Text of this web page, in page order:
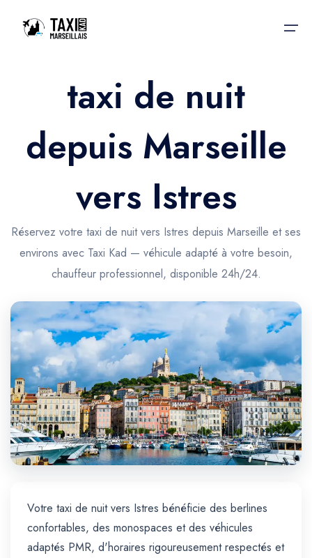
Accueil
Nos services
Nos services
Trajet Gare SNCF
Trajet Port croisière
Trajet Séminaire
Trajet Longue Distance
Taxis aéroport
Réservation
Actualités & évènements
Contactez-nous
taxi de nuit
depuis Marseille
vers Istres
Réservez votre taxi de nuit vers Istres depuis Marseille et ses
environs avec Taxi Kad — véhicule adapté à votre besoin,
chauffeur professionnel, disponible 24h/24.
Votre taxi de nuit vers Istres bénéficie des berlines
confortables, des monospaces et des véhicules
adaptés PMR, d'horaires rigoureusement respectés et